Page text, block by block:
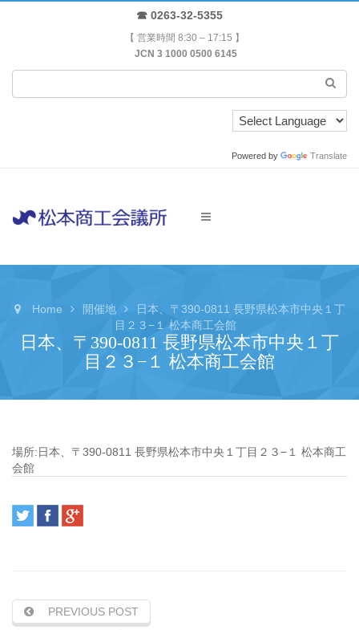
☎ 0263-32-5355
【 営業時間 8:30 – 17:15 】
JCN 3 1000 0500 6145
Powered by Translate
Home 開催地
日本、〒390-0811 長野県松本市中央１丁
目２３−１ 松本商工会館
日本、〒390-0811 長野県松本市中央１丁
目２３−１ 松本商工会館
場所:日本、〒390-0811 長野県松本市中央１丁目２３−１ 松本商工
会館
PREVIOUS POST